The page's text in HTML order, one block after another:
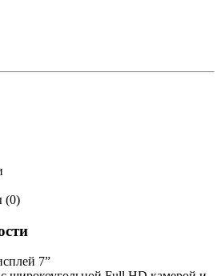
(0)
7”